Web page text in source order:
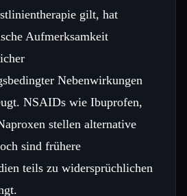
gilt, hat
Aufmerksamkeit
Nebenwirkungen
NSAIDs wie Ibuprofen,
stellen alternative
sind frühere
teils zu widersprüchlichen